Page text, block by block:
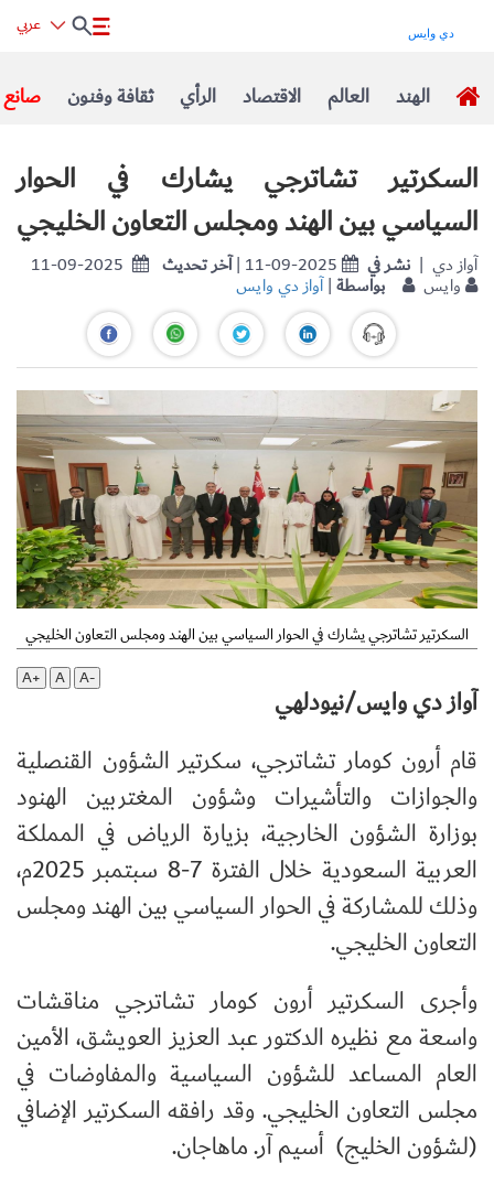
صانع ثقافة وفنون الرأي الاقتصاد العالم الهند
السكرتير تشاترجي يشارك في الحوار
السياسي بين الهند ومجلس التعاون الخليجي
11-09-2025 آخر تحديث| 11-09-2025 نشر في | آواز دي
وايس بواسطة|آواز دي وايس
السكرتير تشاترجي يشارك في الحوار السياسي بين الهند ومجلس التعاون الخليجي
A+
A A-
آواز دي وايس/نيودلهي
قام أرون كومار تشاترجي، سكرتير الشؤون القنصلية
والجوازات والتأشيرات وشؤون المغتربين الهنود
بوزارة الشؤون الخارجية، بزيارة الرياض في المملكة
العربية السعودية خلال الفترة 7-8 سبتمبر 2025م،
وذلك للمشاركة في الحوار السياسي بين الهند ومجلس
التعاون الخليجي.
وأجرى السكرتير أرون كومار تشاترجي مناقشات
واسعة مع نظيره الدكتور عبد العزيز العويشق، الأمين
العام المساعد للشؤون السياسية والمفاوضات في
مجلس التعاون الخليجي. وقد رافقه السكرتير الإضافي
(لشؤون الخليج) أسيم آر. ماهاجان.